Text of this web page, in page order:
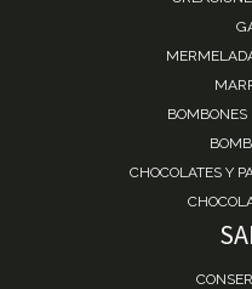
BOMBONES
CHOCOLATES Y